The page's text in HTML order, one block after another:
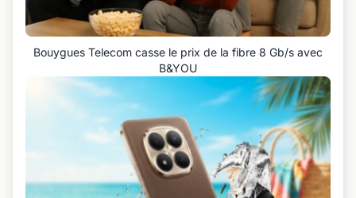
Bouygues Telecom casse le prix de la fibre 8 Gb/s avec
B&YOU